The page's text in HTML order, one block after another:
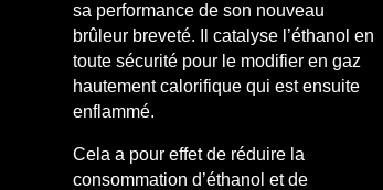
sa performance de son nouveau
brûleur breveté. Il catalyse l’éthanol en
toute sécurité pour le modifier en gaz
hautement calorifique qui est ensuite
enflammé.
Cela a pour effet de réduire la
consommation d’éthanol et de